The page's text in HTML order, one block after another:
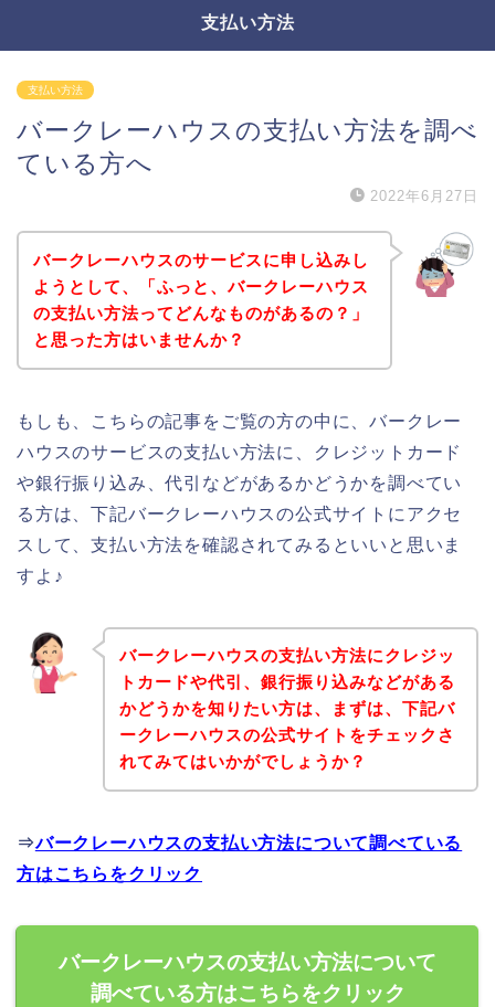
支払い方法
支払い方法
バークレーハウスの支払い方法を調べ
ている方へ
2022年6月27日
バークレーハウスのサービスに申し込みし
ようとして、「ふっと、バークレーハウス
の支払い方法ってどんなものがあるの？」
と思った方はいませんか？
もしも、こちらの記事をご覧の方の中に、バークレー
ハウスのサービスの支払い方法に、クレジットカード
や銀行振り込み、代引などがあるかどうかを調べてい
る方は、下記バークレーハウスの公式サイトにアクセ
スして、支払い方法を確認されてみるといいと思いま
すよ♪
バークレーハウスの支払い方法にクレジッ
トカードや代引、銀行振り込みなどがある
かどうかを知りたい方は、まずは、下記バ
ークレーハウスの公式サイトをチェックさ
れてみてはいかがでしょうか？
⇒バークレーハウスの支払い方法について調べている
方はこちらをクリック
バークレーハウスの支払い方法について
調べている方はこちらをクリック